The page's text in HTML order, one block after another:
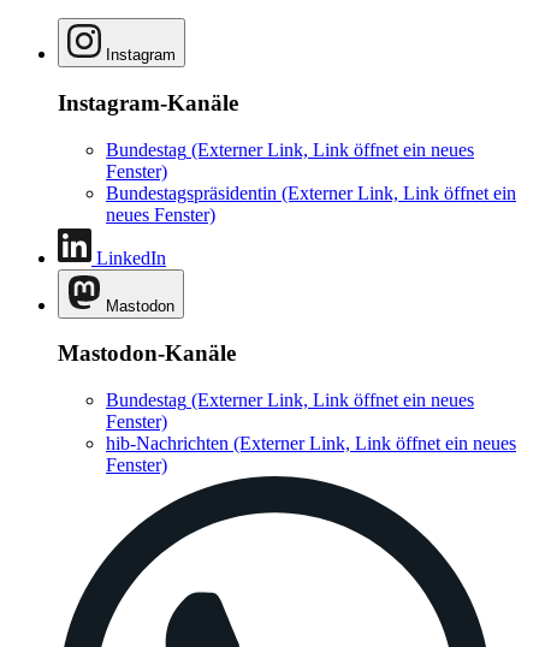
Instagram
Instagram-Kanäle
Bundestag (Externer Link, Link öffnet ein neues
Fenster)
Bundestagspräsidentin (Externer Link, Link öffnet ein
neues Fenster)
LinkedIn
Mastodon
Mastodon-Kanäle
Bundestag (Externer Link, Link öffnet ein neues
Fenster)
hib-Nachrichten (Externer Link, Link öffnet ein neues
Fenster)